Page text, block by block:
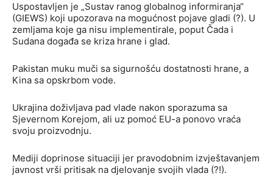
Uspostavljen je „Sustav ranog globalnog informiranja“
(GIEWS) koji upozorava na mogućnost pojave gladi (?). U
zemljama koje ga nisu implementirale, poput Čada i
Sudana događa se kriza hrane i glad.
Pakistan muku muči sa sigurnošću dostatnosti hrane, a
Kina sa opskrbom vode.
Ukrajina doživljava pad vlade nakon sporazuma sa
Sjevernom Korejom, ali uz pomoć EU-a ponovo vraća
svoju proizvodnju.
Mediji doprinose situaciji jer pravodobnim izvještavanjem
javnost vrši pritisak na djelovanje svojih vlada (?!).